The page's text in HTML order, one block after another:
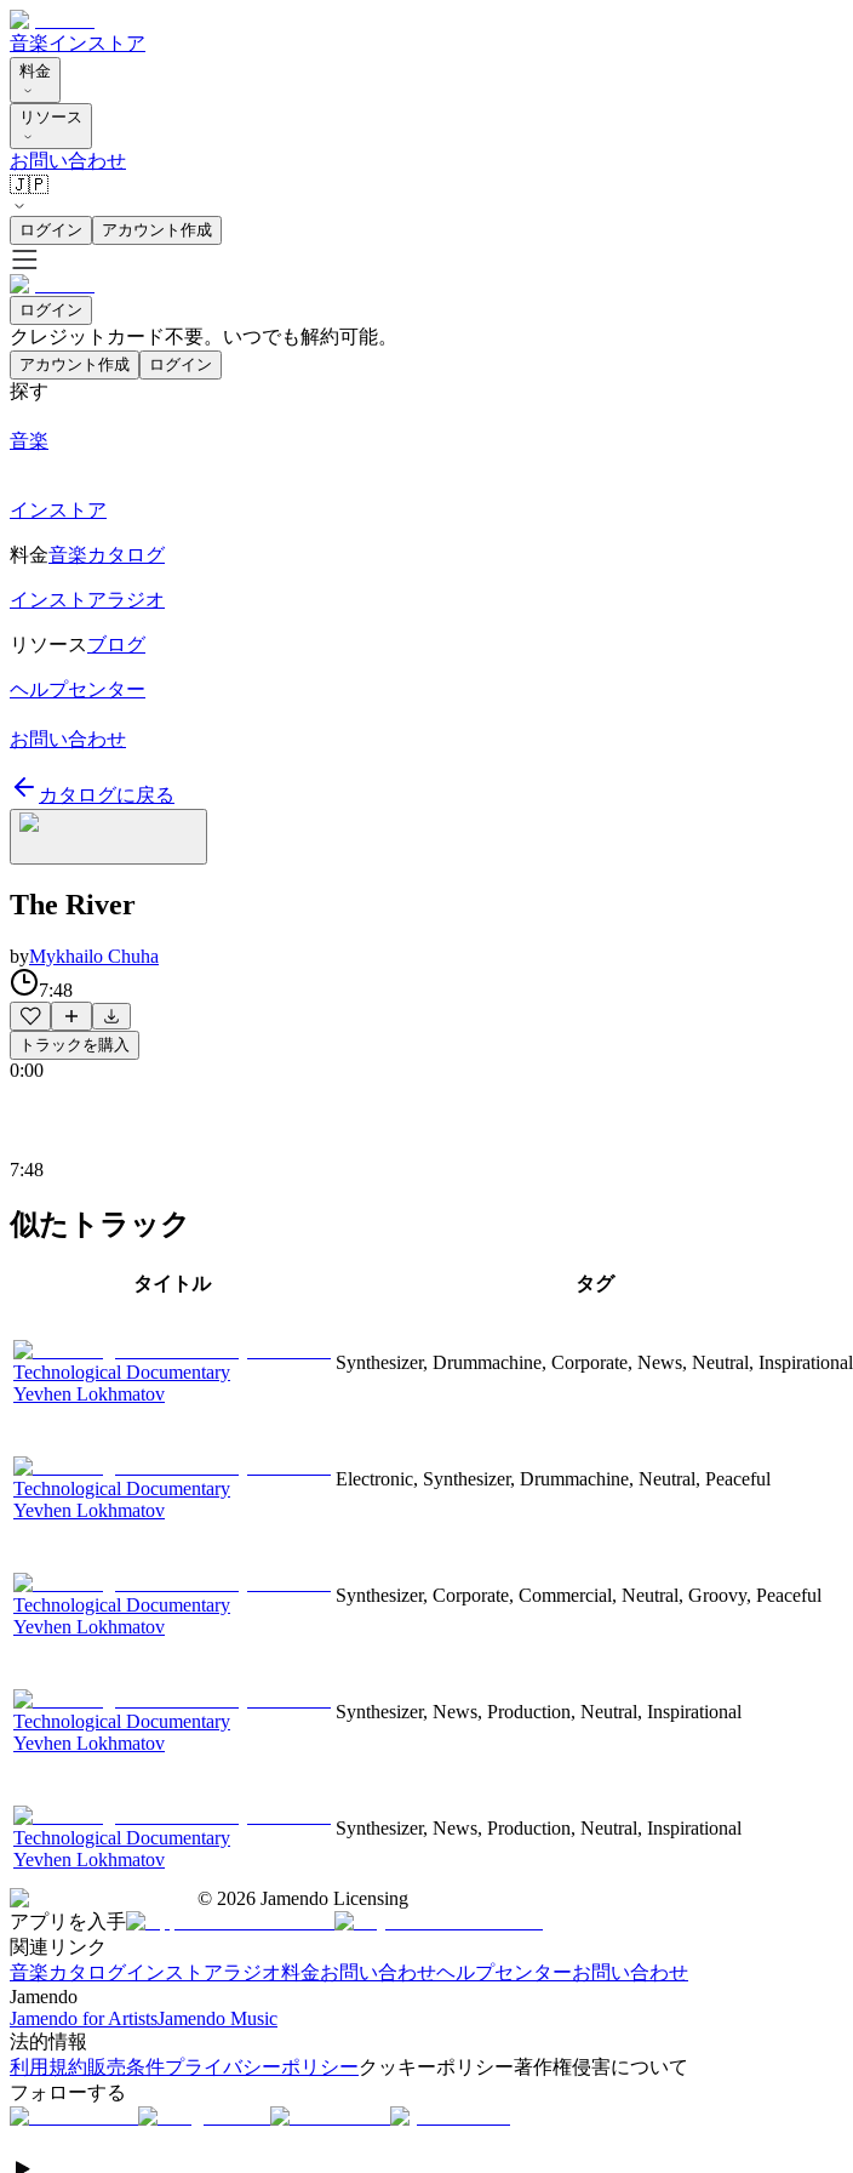
音楽インストア
料金
リソース
お問い合わせ
🇯🇵
ログイン アカウント作成
ログイン
クレジットカード不要。いつでも解約可能。
アカウント作成 ログイン
探す
音楽
インストア
料金音楽カタログ
インストアラジオ
リソースブログ
ヘルプセンター
お問い合わせ
カタログに戻る
The River
byMykhailo Chuha
7:48
トラックを購入
0:00
7:48
似たトラック
タイトル タグ
Technological Documentary
Yevhen Lokhmatov
Synthesizer, Drummachine, Corporate, News, Neutral, Inspirational
Technological Documentary
Yevhen Lokhmatov
Electronic, Synthesizer, Drummachine, Neutral, Peaceful
Technological Documentary
Yevhen Lokhmatov
Synthesizer, Corporate, Commercial, Neutral, Groovy, Peaceful
Technological Documentary
Yevhen Lokhmatov
Synthesizer, News, Production, Neutral, Inspirational
Technological Documentary
Yevhen Lokhmatov
Synthesizer, News, Production, Neutral, Inspirational
© 2026 Jamendo Licensing
アプリを入手
関連リンク
音楽カタログインストアラジオ料金お問い合わせヘルプセンターお問い合わせ
Jamendo
Jamendo for ArtistsJamendo Music
法的情報
利用規約販売条件プライバシーポリシークッキーポリシー著作権侵害について
フォローする